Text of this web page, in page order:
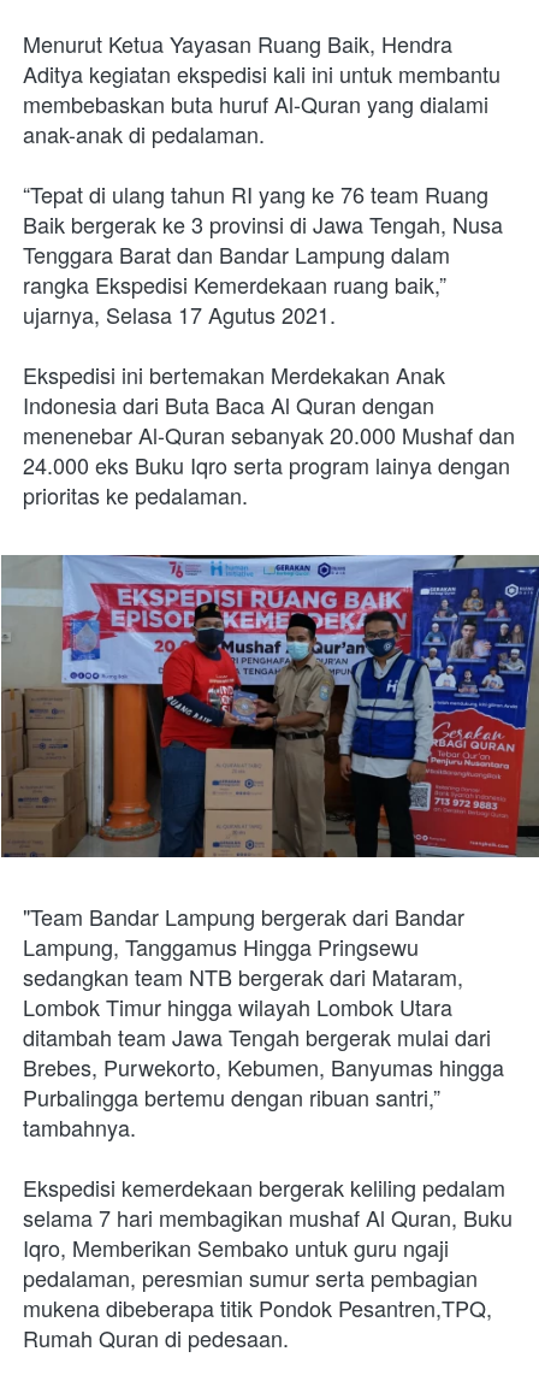
Menurut Ketua Yayasan Ruang Baik, Hendra
Aditya kegiatan ekspedisi kali ini untuk membantu
membebaskan buta huruf Al-Quran yang dialami
anak-anak di pedalaman.
“Tepat di ulang tahun RI yang ke 76 team Ruang
Baik bergerak ke 3 provinsi di Jawa Tengah, Nusa
Tenggara Barat dan Bandar Lampung dalam
rangka Ekspedisi Kemerdekaan ruang baik,”
ujarnya, Selasa 17 Agutus 2021.
Ekspedisi ini bertemakan Merdekakan Anak
Indonesia dari Buta Baca Al Quran dengan
menenebar Al-Quran sebanyak 20.000 Mushaf dan
24.000 eks Buku Iqro serta program lainya dengan
prioritas ke pedalaman.
"Team Bandar Lampung bergerak dari Bandar
Lampung, Tanggamus Hingga Pringsewu
sedangkan team NTB bergerak dari Mataram,
Lombok Timur hingga wilayah Lombok Utara
ditambah team Jawa Tengah bergerak mulai dari
Brebes, Purwekorto, Kebumen, Banyumas hingga
Purbalingga bertemu dengan ribuan santri,”
tambahnya.
Ekspedisi kemerdekaan bergerak keliling pedalam
selama 7 hari membagikan mushaf Al Quran, Buku
Iqro, Memberikan Sembako untuk guru ngaji
pedalaman, peresmian sumur serta pembagian
mukena dibeberapa titik Pondok Pesantren,TPQ,
Rumah Quran di pedesaan.